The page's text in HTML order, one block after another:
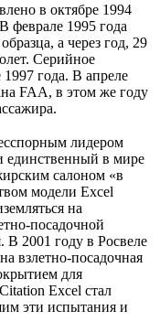
в октябре 1994
феврале 1995 года
а через год, 29
Серийное
года. В апреле
FAA, в этом же году
лидером
единственный в мире
салоном «в
модели Excel
на
посадочной
В 2001 году в Росвеле
взлетно-посадочная
для
Excel стал
эти испытания и